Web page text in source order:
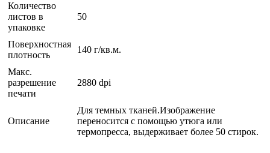
Количество
листов в
упаковке
50
Поверхностная
плотность
140 г/кв.м.
Макс.
разрешение
печати
2880 dpi
Описание
Для темных тканей.Изображение
переносится с помощью утюга или
термопресса, выдерживает более 50 стирок.